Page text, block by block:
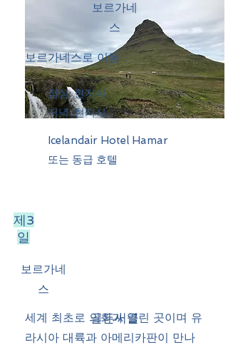
보르가네
스
보르가네스로 이동
점심: 현지식
저녁: 현지식
Icelandair Hotel Hamar
또는 동급 호텔
제3
일
보르가네
스
세계 최초로 의회가 열린 곳이며 유
라시아 대륙과 아메리카판이 만나
골든써클